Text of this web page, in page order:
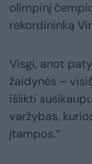
olimpinį
rekordininką
Visgi, anot
žaidynės –
išlikti
varžybas,
įtampos.“